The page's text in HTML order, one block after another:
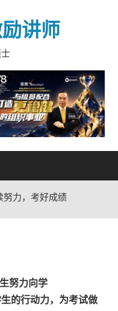
讲师
努力，考好成绩
努力向学
的行动力，为考试做